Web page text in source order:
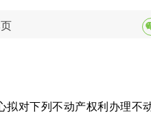
对下列不动产权利办理不